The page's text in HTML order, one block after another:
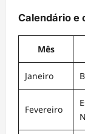
Calendário e
Mês
Janeiro
Fevereiro